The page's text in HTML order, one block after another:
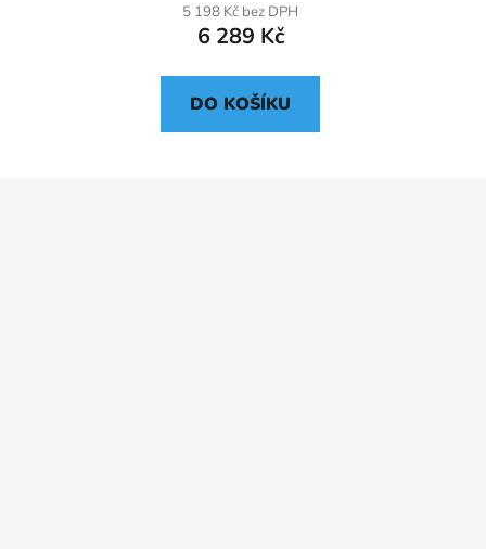
5 198 Kč bez DPH
6 289 Kč
DO KOŠÍKU